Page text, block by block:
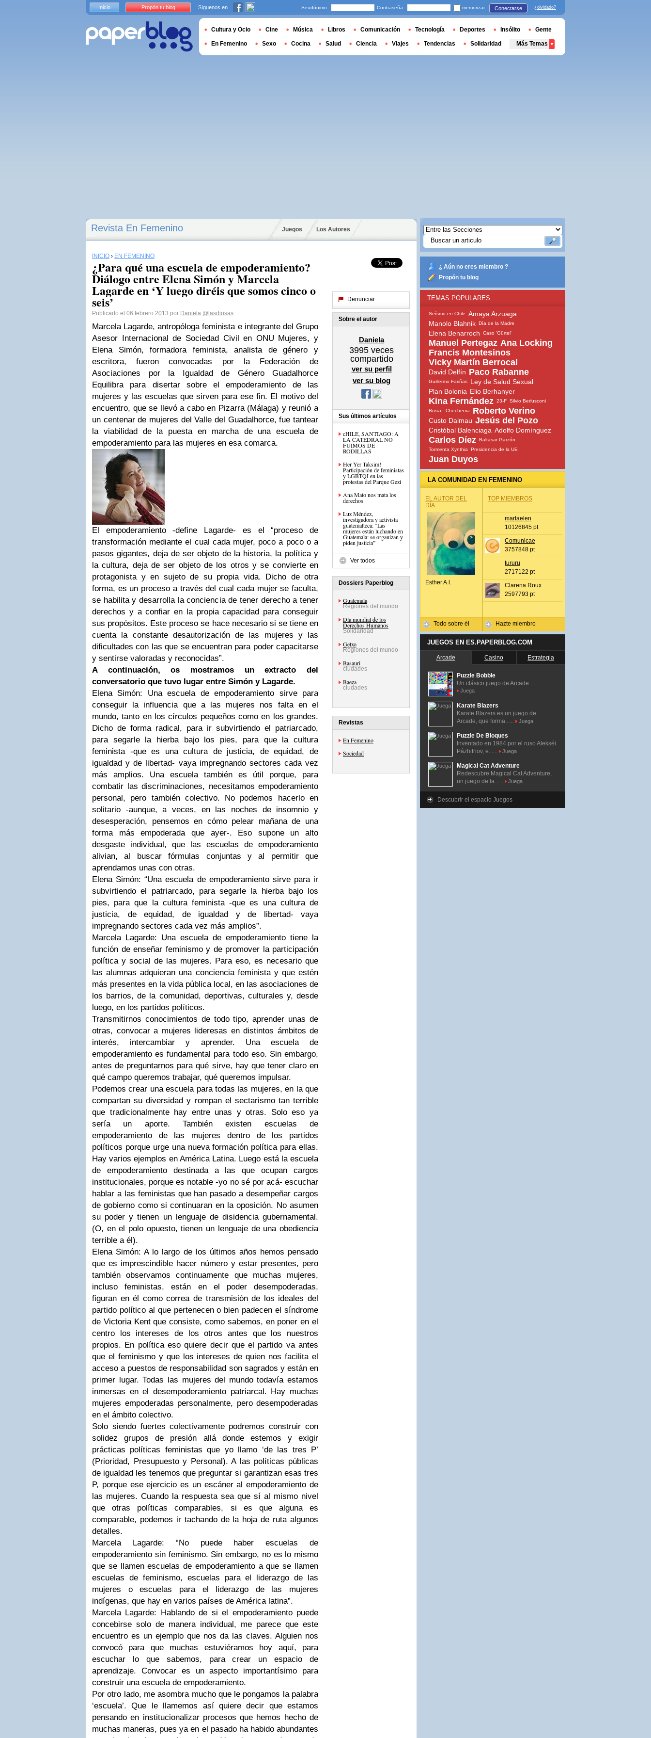
Revista En Femenino Juegos Los Autores
INICIO › EN FEMENINO
¿Para qué una escuela de empoderamiento?
Diálogo entre Elena Simón y Marcela
Lagarde en ‘Y luego diréis que somos cinco o
seis’
Publicado el 06 febrero 2013 por Daniela @lasdiosas
Marcela Lagarde, antropóloga feminista e integrante del Grupo
Asesor Internacional de Sociedad Civil en ONU Mujeres, y
Elena Simón, formadora feminista, analista de género y
escritora, fueron convocadas por la Federación de
Asociaciones por la Igualdad de Género Guadalhorce
Equilibra para disertar sobre el empoderamiento de las
mujeres y las escuelas que sirven para ese fin. El motivo del
encuentro, que se llevó a cabo en Pizarra (Málaga) y reunió a
un centenar de mujeres del Valle del Guadalhorce, fue tantear
la viabilidad de la puesta en marcha de una escuela de
empoderamiento para las mujeres en esa comarca.
El empoderamiento -define Lagarde- es el “proceso de
transformación mediante el cual cada mujer, poco a poco o a
pasos gigantes, deja de ser objeto de la historia, la política y
la cultura, deja de ser objeto de los otros y se convierte en
protagonista y en sujeto de su propia vida. Dicho de otra
forma, es un proceso a través del cual cada mujer se faculta,
se habilita y desarrolla la conciencia de tener derecho a tener
derechos y a confiar en la propia capacidad para conseguir
sus propósitos. Este proceso se hace necesario si se tiene en
cuenta la constante desautorización de las mujeres y las
dificultades con las que se encuentran para poder capacitarse
y sentirse valoradas y reconocidas”.
A continuación, os mostramos un extracto del
conversatorio que tuvo lugar entre Simón y Lagarde.
Elena Simón: Una escuela de empoderamiento sirve para
conseguir la influencia que a las mujeres nos falta en el
mundo, tanto en los círculos pequeños como en los grandes.
Dicho de forma radical, para ir subvirtiendo el patriarcado,
para segarle la hierba bajo los pies, para que la cultura
feminista -que es una cultura de justicia, de equidad, de
igualdad y de libertad- vaya impregnando sectores cada vez
más amplios. Una escuela también es útil porque, para
combatir las discriminaciones, necesitamos empoderamiento
personal, pero también colectivo. No podemos hacerlo en
solitario -aunque, a veces, en las noches de insomnio y
desesperación, pensemos en cómo pelear mañana de una
forma más empoderada que ayer-. Eso supone un alto
desgaste individual, que las escuelas de empoderamiento
alivian, al buscar fórmulas conjuntas y al permitir que
aprendamos unas con otras.
Elena Simón: “Una escuela de empoderamiento sirve para ir
subvirtiendo el patriarcado, para segarle la hierba bajo los
pies, para que la cultura feminista -que es una cultura de
justicia, de equidad, de igualdad y de libertad- vaya
impregnando sectores cada vez más amplios”.
Marcela Lagarde: Una escuela de empoderamiento tiene la
función de enseñar feminismo y de promover la participación
política y social de las mujeres. Para eso, es necesario que
las alumnas adquieran una conciencia feminista y que estén
más presentes en la vida pública local, en las asociaciones de
los barrios, de la comunidad, deportivas, culturales y, desde
luego, en los partidos políticos.
Transmitirnos conocimientos de todo tipo, aprender unas de
otras, convocar a mujeres lideresas en distintos ámbitos de
interés, intercambiar y aprender. Una escuela de
empoderamiento es fundamental para todo eso. Sin embargo,
antes de preguntarnos para qué sirve, hay que tener claro en
qué campo queremos trabajar, qué queremos impulsar.
Podemos crear una escuela para todas las mujeres, en la que
compartan su diversidad y rompan el sectarismo tan terrible
que tradicionalmente hay entre unas y otras. Solo eso ya
sería un aporte. También existen escuelas de
empoderamiento de las mujeres dentro de los partidos
políticos porque urge una nueva formación política para ellas.
Hay varios ejemplos en América Latina. Luego está la escuela
de empoderamiento destinada a las que ocupan cargos
institucionales, porque es notable -yo no sé por acá- escuchar
hablar a las feministas que han pasado a desempeñar cargos
de gobierno como si continuaran en la oposición. No asumen
su poder y tienen un lenguaje de disidencia gubernamental.
(O, en el polo opuesto, tienen un lenguaje de una obediencia
terrible a él).
Elena Simón: A lo largo de los últimos años hemos pensado
que es imprescindible hacer número y estar presentes, pero
también observamos continuamente que muchas mujeres,
incluso feministas, están en el poder desempoderadas,
figuran en él como correa de transmisión de los ideales del
partido político al que pertenecen o bien padecen el síndrome
de Victoria Kent que consiste, como sabemos, en poner en el
centro los intereses de los otros antes que los nuestros
propios. En política eso quiere decir que el partido va antes
que el feminismo y que los intereses de quien nos facilita el
acceso a puestos de responsabilidad son sagrados y están en
primer lugar. Todas las mujeres del mundo todavía estamos
inmersas en el desempoderamiento patriarcal. Hay muchas
mujeres empoderadas personalmente, pero desempoderadas
en el ámbito colectivo.
Solo siendo fuertes colectivamente podremos construir con
solidez grupos de presión allá donde estemos y exigir
prácticas políticas feministas que yo llamo ‘de las tres P’
(Prioridad, Presupuesto y Personal). A las políticas públicas
de igualdad les tenemos que preguntar si garantizan esas tres
P, porque ese ejercicio es un escáner al empoderamiento de
las mujeres. Cuando la respuesta sea que sí al mismo nivel
que otras políticas comparables, si es que alguna es
comparable, podemos ir tachando de la hoja de ruta algunos
detalles.
Marcela Lagarde: “No puede haber escuelas de
empoderamiento sin feminismo. Sin embargo, no es lo mismo
que se llamen escuelas de empoderamiento a que se llamen
escuelas de feminismo, escuelas para el liderazgo de las
mujeres o escuelas para el liderazgo de las mujeres
indígenas, que hay en varios países de América latina”.
Marcela Lagarde: Hablando de si el empoderamiento puede
concebirse solo de manera individual, me parece que este
encuentro es un ejemplo que nos da las claves. Alguien nos
convocó para que muchas estuviéramos hoy aquí, para
escuchar lo que sabemos, para crear un espacio de
aprendizaje. Convocar es un aspecto importantísimo para
construir una escuela de empoderamiento.
Por otro lado, me asombra mucho que le pongamos la palabra
‘escuela’. Que le llamemos así quiere decir que estamos
pensando en institucionalizar procesos que hemos hecho de
muchas maneras, pues ya en el pasado ha habido abundantes
Denunciar
Sobre el autor
Daniela
3995 veces
compartido
ver su perfil
ver su blog
Sus últimos artículos
cHILE, SANTIAGO: A
LA CATEDRAL NO
FUIMOS DE
RODILLAS
Her Yer Taksim!
Participación de feministas
y LGBTQI en las
protestas del Parque Gezi
Ana Mato nos mata los
derechos
Luz Méndez,
investigadora y activista
guatemalteca: “Las
mujeres están luchando en
Guatemala: se organizan y
piden justicia”
Ver todos
Dossiers Paperblog
Guatemala
Regiones del mundo
Día mundial de los
Derechos Humanos
Solidaridad
Getxo
Regiones del mundo
Basauri
ciudades
Baeza
ciudades
Revistas
En Femenino
Sociedad
¿ Aún no eres miembro ?
Propón tu blog
TEMAS POPULARES
Seísmo en Chile
Amaya Arzuaga
Manolo Blahnik Día de la Madre
Elena Benarroch Caso 'Gürtel'
Manuel Pertegaz Ana Locking
Francis Montesinos
Vicky Martín Berrocal
David Delfín Paco Rabanne
Guillermo Fariñas
Ley de Salud Sexual
Plan Bolonia Elio Berhanyer
Kina Fernández 23-F Silvio Berlusconi
Rusia - Chechenia
Roberto Verino
Custo Dalmau Jesús del Pozo
Cristóbal Balenciaga Adolfo Domínguez
Carlos Díez Baltasar Garzón
Tormenta Xynthia
Presidencia de la UE
Juan Duyos
LA COMUNIDAD EN FEMENINO
EL AUTOR DEL
DÍA
Esther A.l.
Todo sobre él
TOP MIEMBROS
martaelen
10126845 pt
Comunicae
3757848 pt
tururu
2717122 pt
Clarena Roux
2597793 pt
Hazte miembro
JUEGOS EN ES.PAPERBLOG.COM
Arcade Casino Estrategia
Puzzle Bobble
Un clásico juego de Arcade. ......
Juega
Karate Blazers
Karate Blazers es un juego de
Arcade, que forma......
Juega
Puzzle De Bloques
Inventado en 1984 por el ruso Alekséi
Pázhitnov, e......
Juega
Magical Cat Adventure
Redescubre Magical Cat Adventure,
un juego de la......
Juega
Descubrir el espacio Juegos
Inicio Propón tu blog Síguenos en Seudónimo Contraseña memorizar Conectarse ¿olvidado?
Cultura y Ocio Cine Música Libros Comunicación Tecnología Deportes Insólito Gente
En Femenino Sexo Cocina Salud Ciencia Viajes Tendencias Solidaridad Más Temas